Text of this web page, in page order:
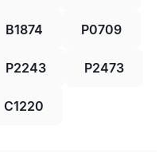
B1874 P0709
P2243 P2473
C1220